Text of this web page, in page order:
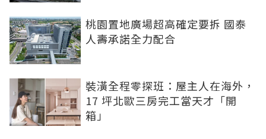
桃園置地廣場超高確定要拆 國泰
人壽承諾全力配合
裝潢全程零探班：屋主人在海外，
17 坪北歐三房完工當天才「開
箱」